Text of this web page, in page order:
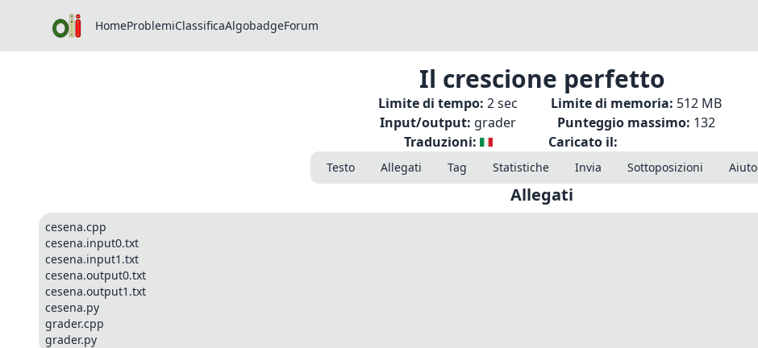
HomeProblemiClassificaAlgobadgeForum
Il crescione perfetto
Limite di tempo: 2 sec Limite di memoria: 512 MB
Input/output: grader Punteggio massimo: 132
Traduzioni:
Caricato il:
Testo Allegati Tag Statistiche Invia Sottoposizioni Aiuto
Allegati
cesena.cpp
cesena.input0.txt
cesena.input1.txt
cesena.output0.txt
cesena.output1.txt
cesena.py
grader.cpp
grader.py